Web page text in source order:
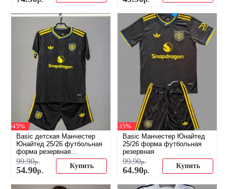
-45%
Basic детская Манчестер
Юнайтед 25/26 футбольная
форма резервная
(распродажа)
99.90р.
54.90р.
Купить
-35%
Basic Манчестер Юнайтед
25/26 форма футбольная
резервная
99.90р.
64.90р.
Купить